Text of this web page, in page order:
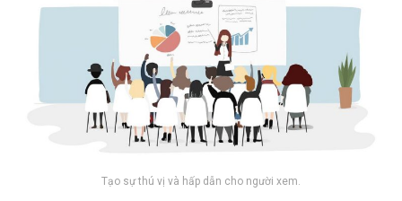
Tạo sự thú vị và hấp dẫn cho người xem.